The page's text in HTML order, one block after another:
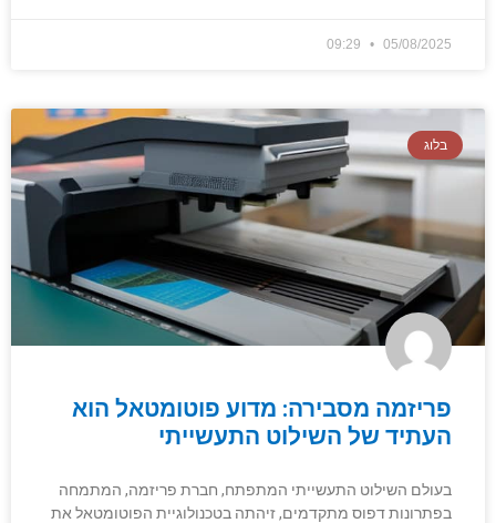
05/08/2025
בלוג
פריזמה מסבירה: מדוע פוטומטאל הוא
העתיד של השילוט התעשייתי
בעולם השילוט התעשייתי המתפתח, חברת פריזמה, המתמחה
בפתרונות דפוס מתקדמים, זיהתה בטכנולוגיית הפוטומטאל את